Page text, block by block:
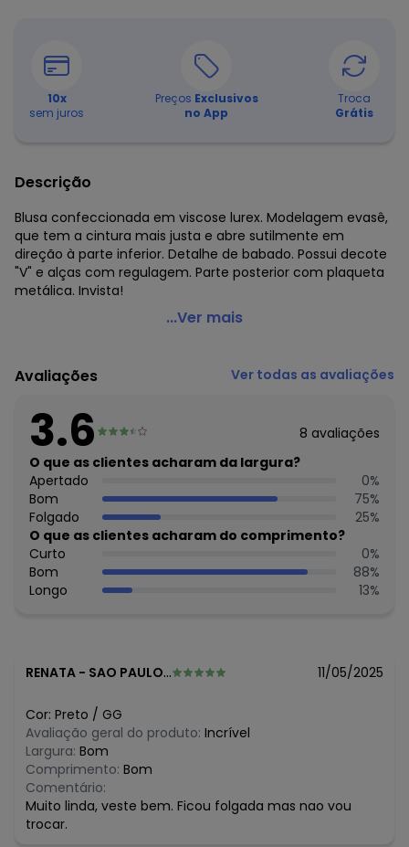
10x
sem juros
Preços Exclusivos
no App
Troca
Grátis
Descrição
Blusa confeccionada em viscose lurex. Modelagem evasê,
que tem a cintura mais justa e abre sutilmente em
direção à parte inferior. Detalhe de babado. Possui decote
"V" e alças com regulagem. Parte posterior com plaqueta
metálica. Invista!
Enfim - Blusa Branca Evasê com Lurex
Modelo: Evasê
Decote Frente : V
Feito: Brasil
Cuidados para conservação do produto: Temperatura
máxima de lavagem 30C. Não alvejar. Não passar sobre a
estampa.
Tecido: Viscose Lurex
Composição: 99% Viscose, 1% Poliéster
Histórico de preços
O preço apresentado abaixo é o menor oferecido em
junho/2026 N/D*
abril/2026
março/2026
fevereiro/2026
...Ver mais
Avaliações Ver todas as avaliações
3.6 8 avaliações
O que as clientes acharam da largura?
Apertado
0%
Bom
75%
Folgado
25%
O que as clientes acharam do comprimento?
Curto
0%
Bom
88%
Longo
13%
RENATA - SAO PAULO - SP 11/05/2025
Cor: Preto / GG
Avaliação geral do produto: Incrível
Largura: Bom
Comprimento: Bom
Comentário:
Muito linda, veste bem. Ficou folgada mas nao vou
trocar.